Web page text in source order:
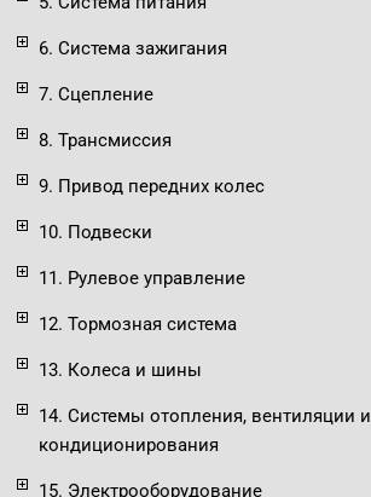
6. Система зажигания
7. Сцепление
8. Трансмиссия
9. Привод передних колес
10. Подвески
11. Рулевое управление
12. Тормозная система
13. Колеса и шины
14. Системы отопления, вентиляции и
кондиционирования
15. Электрооборудование